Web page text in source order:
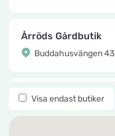
Årröds Gårdbutik
Buddahusvängen 43
Knuttes Djurcenter
Visa endast butiker